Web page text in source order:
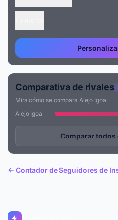
Comparativa de rivales
Mira cómo se compara Alejo Igoa.
Alejo Igoa
Comparar todos
← Contador de Seguidores de